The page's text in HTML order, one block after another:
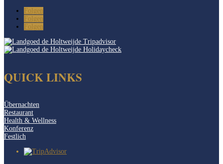
Folgen
Folgen
Folgen
QUICK LINKS
Übernachten
Restaurant
Health & Wellness
Konferenz
Festlich